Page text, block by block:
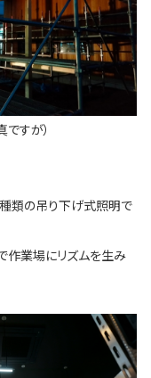
すが）
類の吊り下げ式照明で
作業場にリズムを生み